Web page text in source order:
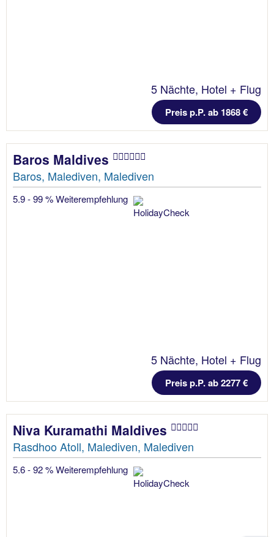
5 Nächte, Hotel + Flug
Preis p.P. ab 1868 €
Baros Maldives
Baros, Malediven, Malediven
5.9 - 99 % Weiterempfehlung
5 Nächte, Hotel + Flug
Preis p.P. ab 2277 €
Niva Kuramathi Maldives
Rasdhoo Atoll, Malediven, Malediven
5.6 - 92 % Weiterempfehlung